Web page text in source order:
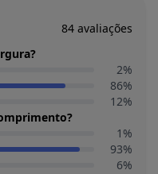
no decote são
ainda tem a modelagem
os ombros em
ou curtir uma festa.
colar poderoso e nos
84 avaliações
2%
86%
12%
1 %
93%
6%